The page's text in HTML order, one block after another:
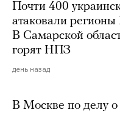
Почти 400
атаковали
В Самарской
горят НПЗ
день назад
В Москве по делу